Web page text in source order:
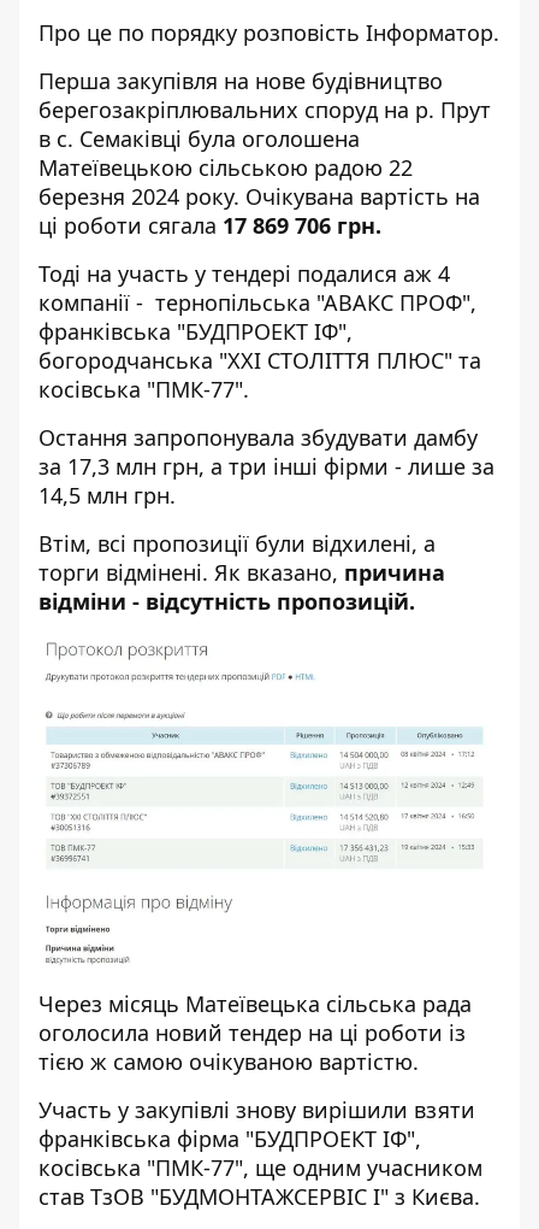
Про це по порядку розповість Інформатор.
Перша закупівля на нове будівництво
берегозакріплювальних споруд на р. Прут
в с. Семаківці була оголошена
Матеївецькою сільською радою 22
березня 2024 року. Очікувана вартість на
ці роботи сягала 17 869 706 грн.
Тоді на участь у тендері подалися аж 4
компанії - тернопільська "АВАКС ПРОФ",
франківська "БУДПРОЕКТ ІФ",
богородчанська "ХХІ СТОЛІТТЯ ПЛЮС" та
косівська "ПМК-77".
Остання запропонувала збудувати дамбу
за 17,3 млн грн, а три інші фірми - лише за
14,5 млн грн.
Втім, всі пропозиції були відхилені, а
торги відмінені. Як вказано, причина
відміни - відсутність пропозицій.
Через місяць Матеївецька сільська рада
оголосила новий тендер на ці роботи із
тією ж самою очікуваною вартістю.
Участь у закупівлі знову вирішили взяти
франківська фірма "БУДПРОЕКТ ІФ",
косівська "ПМК-77", ще одним учасником
став ТзОВ "БУДМОНТАЖСЕРВІС I" з Києва.